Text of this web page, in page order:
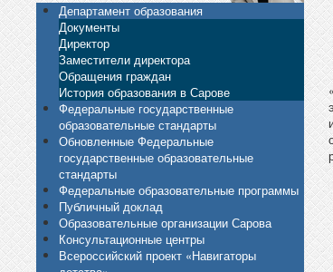
Департамент образования
Документы
Директор
Заместители директора
Обращения граждан
История образования в Сарове
Федеральные государственные
образовательные стандарты
Обновленные Федеральные
государственные образовательные
стандарты
Федеральные образовательные программы
Публичный доклад
Образовательные организации Сарова
Консультационные центры
Всероссийский проект «Навигаторы